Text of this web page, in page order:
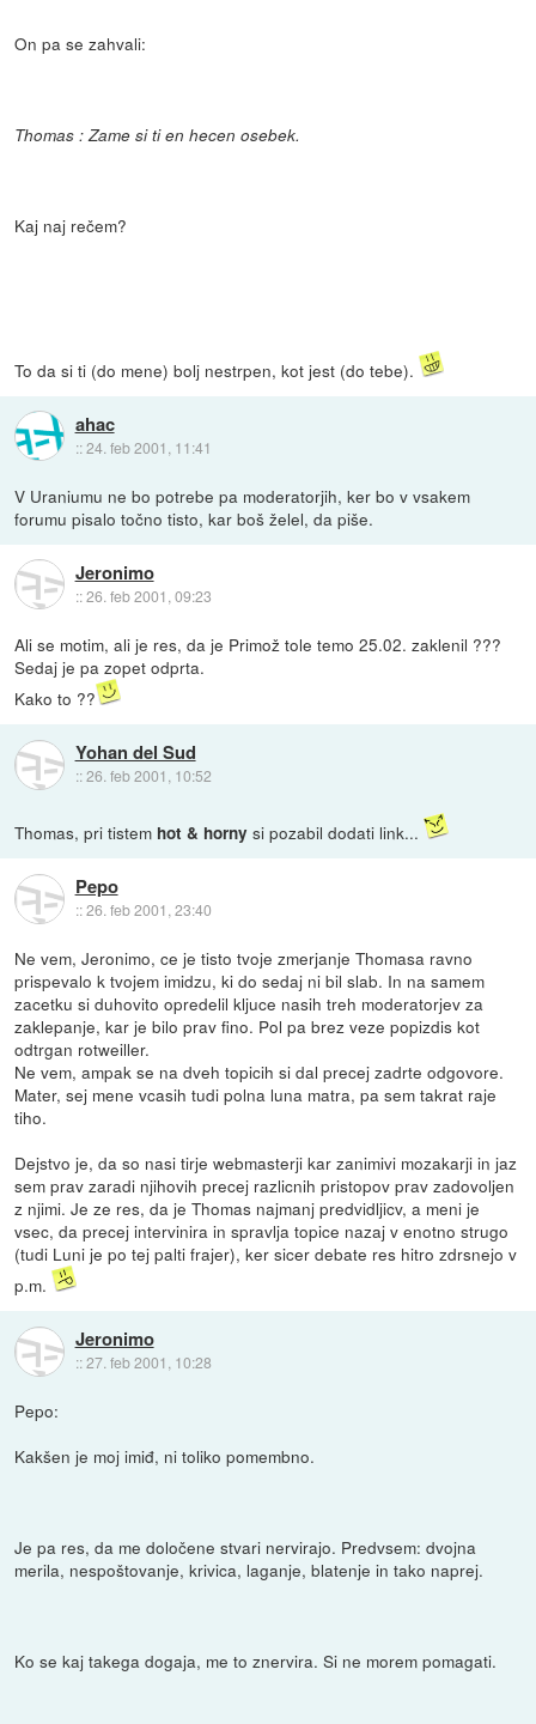
On pa se zahvali:
Thomas : Zame si ti en hecen osebek.
Kaj naj rečem?
To da si ti (do mene) bolj nestrpen, kot jest (do tebe).
ahac
::24. feb 2001, 11:41
V Uraniumu ne bo potrebe pa moderatorjih, ker bo v vsakem
forumu pisalo točno tisto, kar boš želel, da piše.
Jeronimo
::26. feb 2001, 09:23
Ali se motim, ali je res, da je Primož tole temo 25.02. zaklenil ???
Sedaj je pa zopet odprta.
Kako to ??
Yohan del Sud
::26. feb 2001, 10:52
Thomas, pri tistem hot & horny si pozabil dodati link...
Pepo
::26. feb 2001, 23:40
Ne vem, Jeronimo, ce je tisto tvoje zmerjanje Thomasa ravno
prispevalo k tvojem imidzu, ki do sedaj ni bil slab. In na samem
zacetku si duhovito opredelil kljuce nasih treh moderatorjev za
zaklepanje, kar je bilo prav fino. Pol pa brez veze popizdis kot
odtrgan rotweiller.
Ne vem, ampak se na dveh topicih si dal precej zadrte odgovore.
Mater, sej mene vcasih tudi polna luna matra, pa sem takrat raje
tiho.
Dejstvo je, da so nasi tirje webmasterji kar zanimivi mozakarji in jaz
sem prav zaradi njihovih precej razlicnih pristopov prav zadovoljen
z njimi. Je ze res, da je Thomas najmanj predvidljicv, a meni je
vsec, da precej intervinira in spravlja topice nazaj v enotno strugo
(tudi Luni je po tej palti frajer), ker sicer debate res hitro zdrsnejo v
p.m.
Jeronimo
::27. feb 2001, 10:28
Pepo:
Kakšen je moj imiđ, ni toliko pomembno.
Je pa res, da me določene stvari nervirajo. Predvsem: dvojna
merila, nespoštovanje, krivica, laganje, blatenje in tako naprej.
Ko se kaj takega dogaja, me to znervira. Si ne morem pomagati.